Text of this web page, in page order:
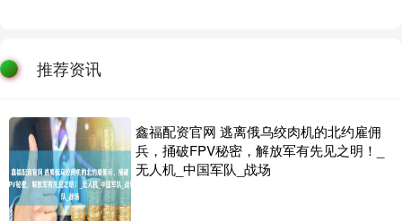
推荐资讯
鑫福配资官网 逃离俄乌绞肉机的北约雇佣
兵，捅破FPV秘密，解放军有先见之明！_
无人机_中国军队_战场